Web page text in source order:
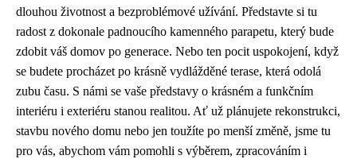
dlouhou životnost a bezproblémové užívání. Představte si tu
radost z dokonale padnoucího kamenného parapetu, který bude
zdobit váš domov po generace. Nebo ten pocit uspokojení, když
se budete procházet po krásně vydlážděné terase, která odolá
zubu času. S námi se vaše představy o krásném a funkčním
interiéru i exteriéru stanou realitou. Ať už plánujete rekonstrukci,
stavbu nového domu nebo jen toužíte po menší změně, jsme tu
pro vás, abychom vám pomohli s výběrem, zpracováním i